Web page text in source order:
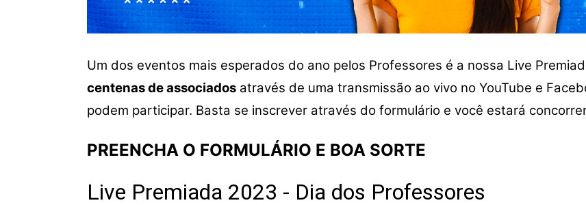
Um dos eventos mais esperados do ano pelos Professores é a nossa Live
centenas de associados através de uma transmissão ao vivo no YouTube e
podem participar. Basta se inscrever através do formulário e você estará
PREENCHA O FORMULÁRIO E BOA SORTE